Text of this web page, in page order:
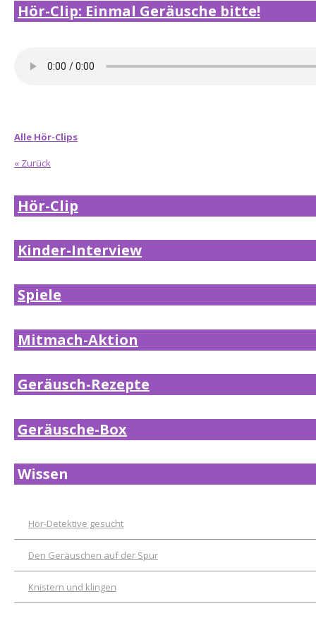
Hör-Clip: Einmal Geräusche bitte!
Alle Hör-Clips
« Zurück
Hör-Clip
Kinder-Interview
Spiele
Mitmach-Aktion
Geräusch-Rezepte
Geräusche-Box
Wissen
Hör-Detektive gesucht
Den Geräuschen auf der Spur
Knistern und klingen